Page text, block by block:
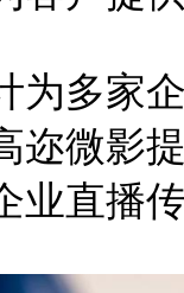
为多家
迩微影
业直播